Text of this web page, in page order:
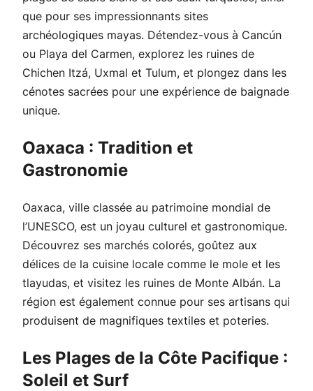
que pour ses impressionnants sites
archéologiques mayas. Détendez-vous à Cancún
ou Playa del Carmen, explorez les ruines de
Chichen Itzá, Uxmal et Tulum, et plongez dans les
cénotes sacrées pour une expérience de baignade
unique.
Oaxaca : Tradition et
Gastronomie
Oaxaca, ville classée au patrimoine mondial de
l’UNESCO, est un joyau culturel et gastronomique.
Découvrez ses marchés colorés, goûtez aux
délices de la cuisine locale comme le mole et les
tlayudas, et visitez les ruines de Monte Albán. La
région est également connue pour ses artisans qui
produisent de magnifiques textiles et poteries.
Les Plages de la Côte Pacifique :
Soleil et Surf